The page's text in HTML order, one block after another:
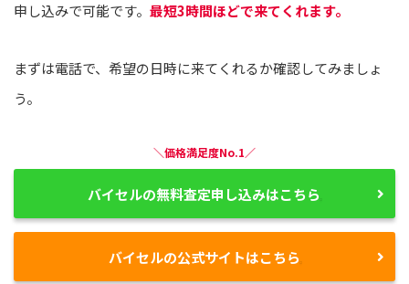
申し込みで可能です。 最短3時間ほどで来てくれます。
まずは電話で、希望の日時に来てくれるか確認してみましょ
う。
＼価格満足度No.1／
バイセルの無料査定申し込みはこちら
バイセルの公式サイトはこちら